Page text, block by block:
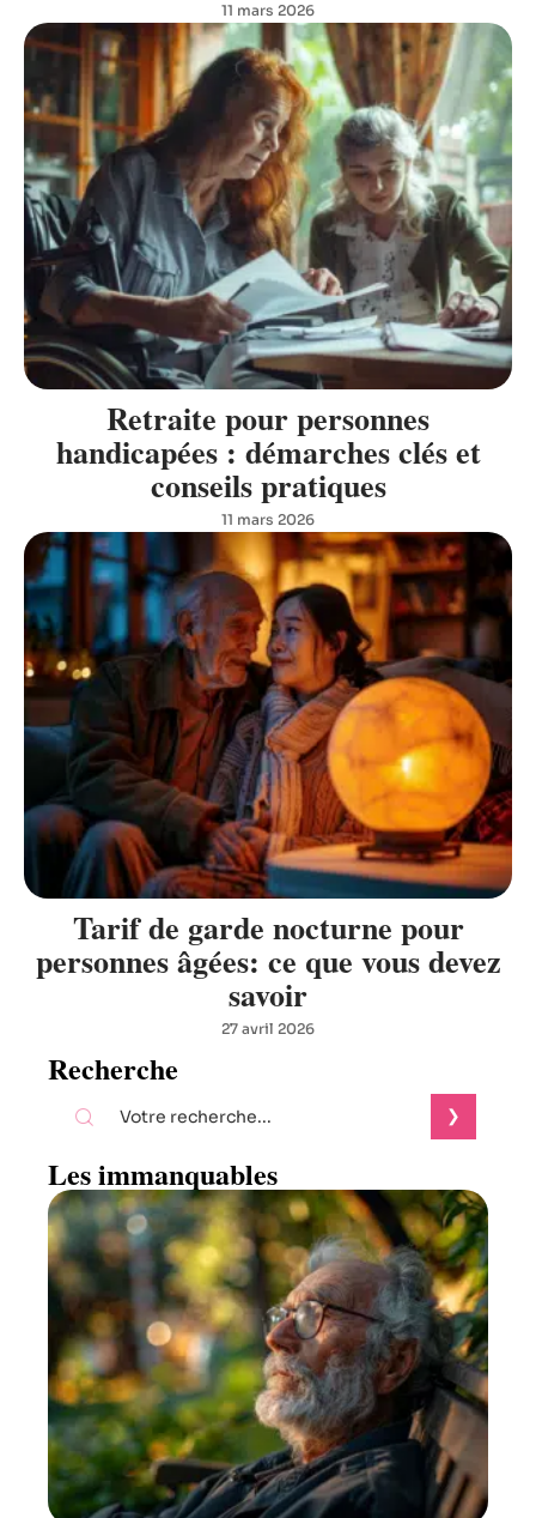
11 mars 2026
Retraite pour personnes
handicapées : démarches clés et
conseils pratiques
11 mars 2026
Tarif de garde nocturne pour
personnes âgées: ce que vous devez
savoir
27 avril 2026
Recherche
Les immanquables